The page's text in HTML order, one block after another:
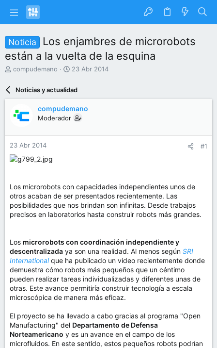
Noticia
Los enjambres de microrobots
están a la vuelta de la esquina
I
a
r
d
e
l
m
a
compudemano
F
h
d
e
n
23 Abr 2014
Noticias y actualidad
compudemano
Moderador
23 Abr 2014 #1
Los microrobots con capacidades independientes unos de
otros acaban de ser presentados recientemente. Las
posibilidades que nos brindan son infinitas. Desde trabajos
precisos en laboratorios hasta construir robots más grandes.
Los microrobots con coordinación independiente y
descentralizada ya son una realidad. Al menos según SRI
Internationalque ha publicado un vídeo recientemente donde
demuestra cómo robots más pequeños que un céntimo
pueden realizar tareas individualizadas y diferentes unas de
otras. Este avance permitiría construir tecnología a escala
microscópica de manera más eficaz.
El proyecto se ha llevado a cabo gracias al programa "Open
Manufacturing" del Departamento de Defensa
Norteamericano y es un avance en el campo de los
microfluidos. En este sentido, estos pequeños robots podrían